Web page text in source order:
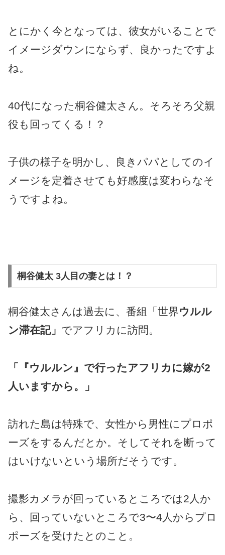
とにかく今となっては、彼女がいることで
イメージダウンにならず、良かったですよ
ね。
40代になった桐谷健太さん。そろそろ父親
役も回ってくる！？
子供の様子を明かし、良きパパとしてのイ
メージを定着させても好感度は変わらなそ
うですよね。
桐谷健太 3人目の妻とは！？
桐谷健太さんは過去に、番組「世界ウルル
ン滞在記」 でアフリカに訪問。
「『ウルルン』で行ったアフリカに嫁が2
人いますから。」
訪れた島は特殊で、女性から男性にプロポ
ーズをするんだとか。そしてそれを断って
はいけないという場所だそうです。
撮影カメラが回っているところでは2人か
ら、回っていないところで3〜4人からプロ
ポーズを受けたとのこと。